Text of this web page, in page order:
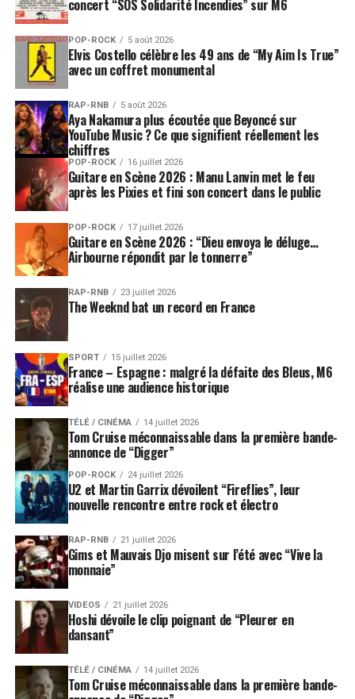
concert “SOS Solidarité Incendies” sur M6
POP-ROCK 5 août 2026
Elvis Costello célèbre les 49 ans de “My Aim Is True”
avec un coffret monumental
RAP-RNB 5 août 2026
Aya Nakamura plus écoutée que Beyoncé sur
YouTube Music ? Ce que signifient réellement les
chiffres
POP-ROCK 16 juillet 2026
Guitare en Scène 2026 : Manu Lanvin met le feu
après les Pixies et fini son concert dans le public
POP-ROCK 17 juillet 2026
Guitare en Scène 2026 : “Dieu envoya le déluge…
Airbourne répondit par le tonnerre”
RAP-RNB 23 juillet 2026
The Weeknd bat un record en France
SPORT 15 juillet 2026
France – Espagne : malgré la défaite des Bleus, M6
réalise une audience historique
TÉLÉ / CINÉMA 14 juillet 2026
Tom Cruise méconnaissable dans la première bande-
annonce de “Digger”
POP-ROCK 24 juillet 2026
U2 et Martin Garrix dévoilent “Fireflies”, leur
nouvelle rencontre entre rock et électro
RAP-RNB 21 juillet 2026
Gims et Mauvais Djo misent sur l’été avec “Vive la
monnaie”
VIDEOS 21 juillet 2026
Hoshi dévoile le clip poignant de “Pleurer en
dansant”
TÉLÉ / CINÉMA 14 juillet 2026
Tom Cruise méconnaissable dans la première bande-